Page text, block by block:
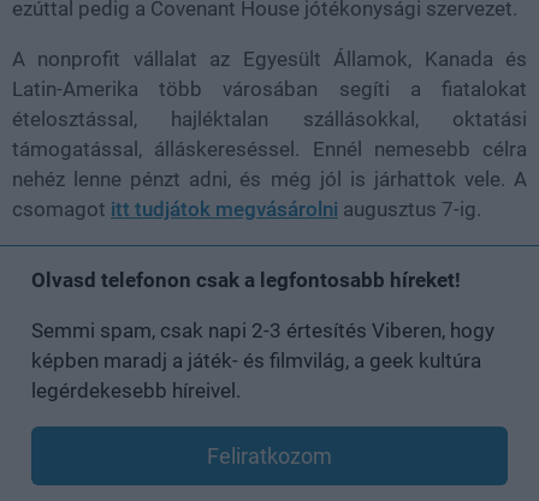
ezúttal pedig a Covenant House jótékonysági szervezet.
A nonprofit vállalat az Egyesült Államok, Kanada és
Latin-Amerika több városában segíti a fiatalokat
ételosztással, hajléktalan szállásokkal, oktatási
támogatással, álláskereséssel. Ennél nemesebb célra
nehéz lenne pénzt adni, és még jól is járhattok vele. A
csomagot itt tudjátok megvásárolni augusztus 7-ig.
Olvasd telefonon csak a legfontosabb híreket!
Semmi spam, csak napi 2-3 értesítés Viberen, hogy
képben maradj a játék- és filmvilág, a geek kultúra
legérdekesebb híreivel.
Feliratkozom